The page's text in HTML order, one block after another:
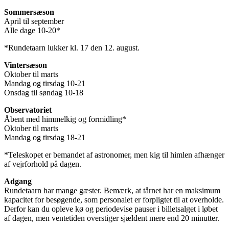
Sommersæson
April til september
Alle dage 10-20*
*Rundetaarn lukker kl. 17 den 12. august.
Vintersæson
Oktober til marts
Mandag og tirsdag 10-21
Onsdag til søndag 10-18
Observatoriet
Åbent med himmelkig og formidling*
Oktober til marts
Mandag og tirsdag 18-21
*Teleskopet er bemandet af astronomer, men kig til himlen afhænger
af vejrforhold på dagen.
Adgang
Rundetaarn har mange gæster. Bemærk, at tårnet har en maksimum
kapacitet for besøgende, som personalet er forpligtet til at overholde.
Derfor kan du opleve kø og periodevise pauser i billetsalget i løbet
af dagen, men ventetiden overstiger sjældent mere end 20 minutter.